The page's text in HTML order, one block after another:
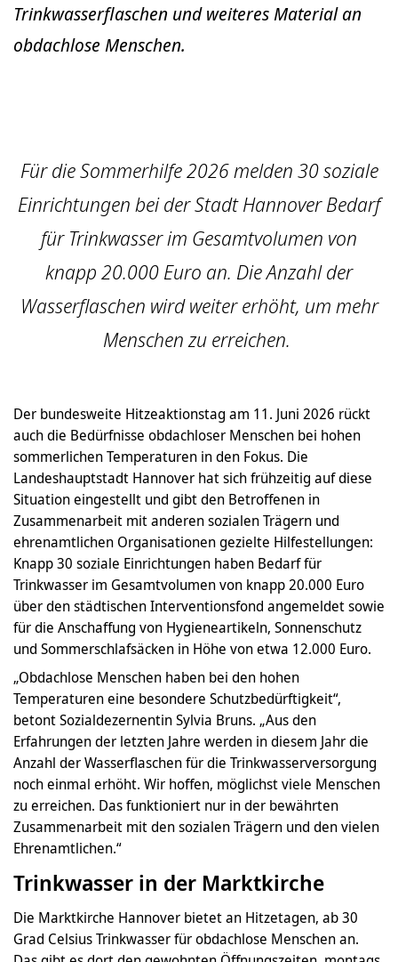
Trinkwasserflaschen und weiteres Material an
obdachlose Menschen.
Für die Sommerhilfe 2026 melden 30 soziale
Einrichtungen bei der Stadt Hannover Bedarf
für Trinkwasser im Gesamtvolumen von
knapp 20.000 Euro an. Die Anzahl der
Wasserflaschen wird weiter erhöht, um mehr
Menschen zu erreichen.
Der bundesweite Hitzeaktionstag am 11. Juni 2026 rückt
auch die Bedürfnisse obdachloser Menschen bei hohen
sommerlichen Temperaturen in den Fokus. Die
Landeshauptstadt Hannover hat sich frühzeitig auf diese
Situation eingestellt und gibt den Betroffenen in
Zusammenarbeit mit anderen sozialen Trägern und
ehrenamtlichen Organisationen gezielte Hilfestellungen:
Knapp 30 soziale Einrichtungen haben Bedarf für
Trinkwasser im Gesamtvolumen von knapp 20.000 Euro
über den städtischen Interventionsfond angemeldet sowie
für die Anschaffung von Hygieneartikeln, Sonnenschutz
und Sommerschlafsäcken in Höhe von etwa 12.000 Euro.
„Obdachlose Menschen haben bei den hohen
Temperaturen eine besondere Schutzbedürftigkeit“,
betont Sozialdezernentin Sylvia Bruns. „Aus den
Erfahrungen der letzten Jahre werden in diesem Jahr die
Anzahl der Wasserflaschen für die Trinkwasserversorgung
noch einmal erhöht. Wir hoffen, möglichst viele Menschen
zu erreichen. Das funktioniert nur in der bewährten
Zusammenarbeit mit den sozialen Trägern und den vielen
Ehrenamtlichen.“
Trinkwasser in der Marktkirche
Die Marktkirche Hannover bietet an Hitzetagen, ab 30
Grad Celsius Trinkwasser für obdachlose Menschen an.